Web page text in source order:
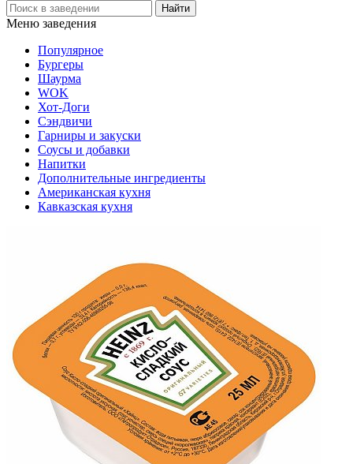
Меню заведения
Популярное
Бургеры
Шаурма
WOK
Хот-Доги
Сэндвичи
Гарниры и закуски
Соусы и добавки
Напитки
Дополнительные ингредиенты
Американская кухня
Кавказская кухня